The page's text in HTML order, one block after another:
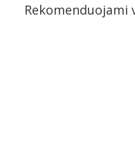
Rekomenduojami